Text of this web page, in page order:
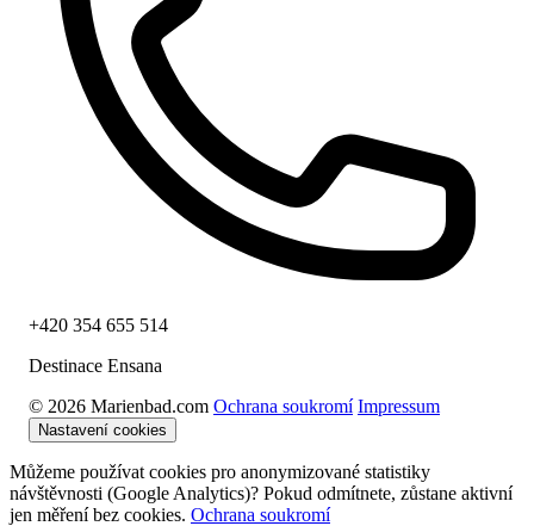
+420 354 655 514
Destinace Ensana
© 2026 Marienbad.com Ochrana soukromí Impressum
Nastavení cookies
Můžeme používat cookies pro anonymizované statistiky
návštěvnosti (Google Analytics)? Pokud odmítnete, zůstane aktivní
jen měření bez cookies. Ochrana soukromí